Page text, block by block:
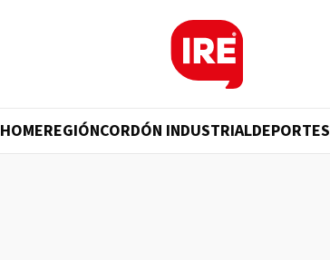
HOMEREGIÓNCORDÓN INDUSTRIALDEPORTES